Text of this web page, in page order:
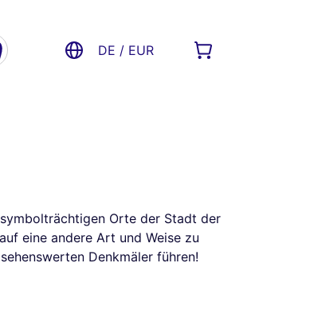
DE / EUR
Orte der Stadt der
eine andere Art und Weise zu
Denkmäler führen!